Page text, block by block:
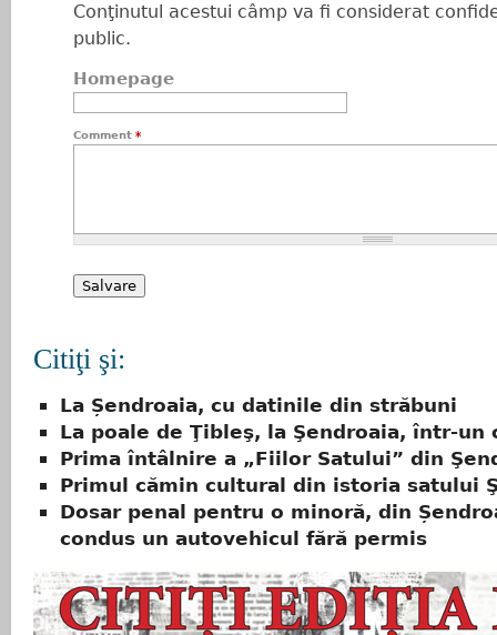
Conţinutul acestui câmp va fi considerat
public.
Homepage
Comment *
Citiţi şi:
La Șendroaia, cu datinile din străbuni
La poale de Ţibleş, la Şendroaia, într-un
Prima întâlnire a „Fiilor Satului” din
Primul cămin cultural din istoria satului
Dosar penal pentru o minoră, din
condus un autovehicul fără permis